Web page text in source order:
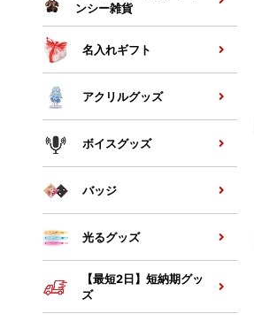
ンシー雑貨
名入れギフト
アクリルグッズ
ボイスグッズ
バッジ
光るグッズ
【最短2日】短納期グッ
ズ